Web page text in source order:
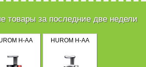
товары за последние две недели
H-AA HUROM H-AA